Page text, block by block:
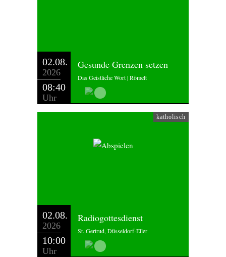
02.08.
2026
08:40
Uhr
Gesunde Grenzen setzen
Das Geistliche Wort | Römelt
katholisch
02.08.
2026
10:00
Uhr
Radiogottesdienst
St. Gertrud, Düsseldorf-Eller